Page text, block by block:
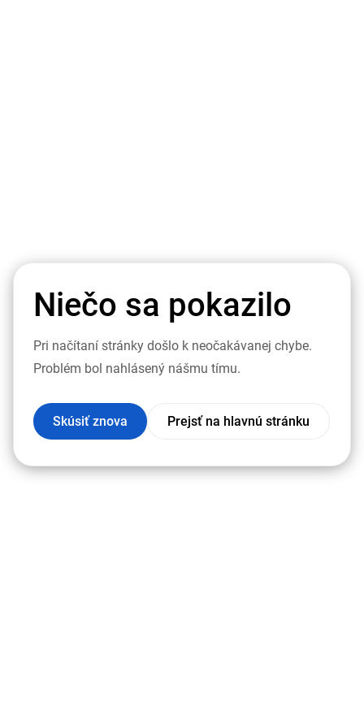
Niečo sa pokazilo
Pri načítaní stránky došlo k neočakávanej chybe.
Problém bol nahlásený nášmu tímu.
Skúsiť znova Prejsť na hlavnú stránku